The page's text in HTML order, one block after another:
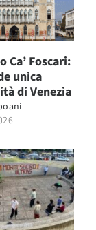
Ca’ Foscari:
unica
di Venezia